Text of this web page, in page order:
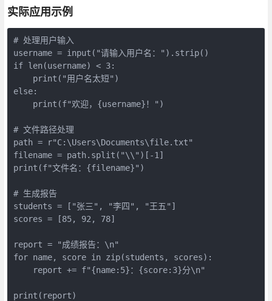
实际应用示例
# 处理用户输入
username = input("请输入用户名：").strip()
if len(username) < 3:
    print("用户名太短")
else:
    print(f"欢迎，{username}！")
# 文件路径处理
path = r"C:\Users\Documents\file.txt"
filename = path.split("\\")[-1]
print(f"文件名：{filename}")
# 生成报告
students = ["张三", "李四", "王五"]
scores = [85, 92, 78]
report = "成绩报告：\n"
for name, score in zip(students, scores):
    report += f"{name:5}：{score:3}分\n"
print(report)